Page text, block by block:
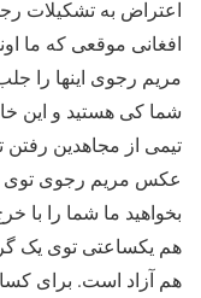
اعتراض به تشکیلات
افغانی موقعی که ما
مریم رجوی اینها را
شما کی هستید و این
تیمی از مجاهدین رفتن
عکس مریم رجوی توی
بخواهید ما شما را با
هم یکساعتی توی یک
هم آزاد است. برای